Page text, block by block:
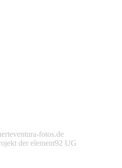
fotos.de
der element92 UG